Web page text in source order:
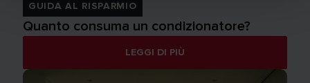
GUIDA AL RISPARMIO
Quanto consuma un condizionatore?
LEGGI DI PIÙ